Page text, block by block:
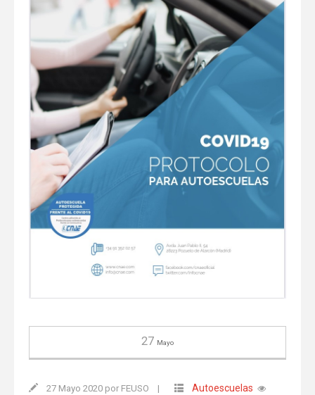
27 Mayo
27 Mayo 2020 por FEUSO | Autoescuelas